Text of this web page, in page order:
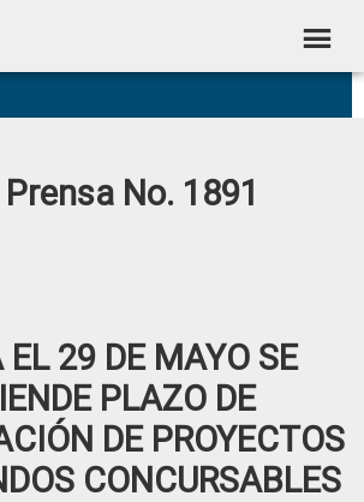
No. 1891
EL 29 DE MAYO SE
PLAZO DE
DE PROYECTOS
CONCURSABLES